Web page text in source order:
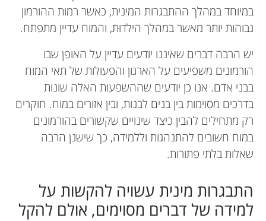
במיוחד במהלך ההתבגרות המינית, כאשר רמות ההורמון
גבוהות יותר מאשר במהלך הילדוּת, והמוח עדיין מתפתח.
יש הרבה דברים שאיננו יודעים עדיין על האופן שבו
הורמונים משפיעים על הארגון והפעולות של תאי המוח
בבני אדם. אנו כן יודעים שההשפעות האלה שונות
בדרכים מסוימות בין בנים לבנות, ובין אזורים במוח. חוקרים
רק מתחילים להבין כיצד שינויים שקשורים בהורמונים
במוח חשובים להתנהגות וללמידה, כך שישנן הרבה
שאלות בלתי פתורות.
התבגרות מינית עשויה להקשות על
למידה של דברים מסוימים, אולם להקל